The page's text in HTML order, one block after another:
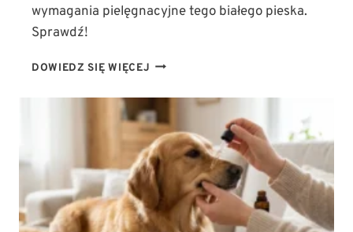
wymagania pielęgnacyjne tego białego pieska.
Sprawdź!
DOWIEDZ SIĘ WIĘCEJ JAK
MALTAŃCZYK?
WZORZEC
RASY,
CHARAKTER
I
WYMAGANIA
PIELĘGNACYJNE